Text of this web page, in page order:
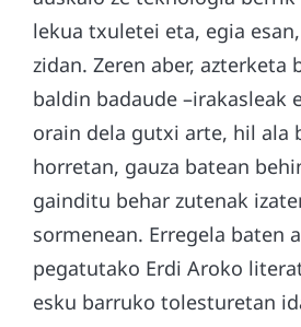
lekua txuletei eta, egia
zidan. Zeren aber, azterketa
baldin badaude –irakasleak
orain dela gutxi arte, hil ala
horretan, gauza batean
gainditu behar zutenak
sormenean. Erregela baten
pegatutako Erdi Aroko
esku barruko tolesturetan